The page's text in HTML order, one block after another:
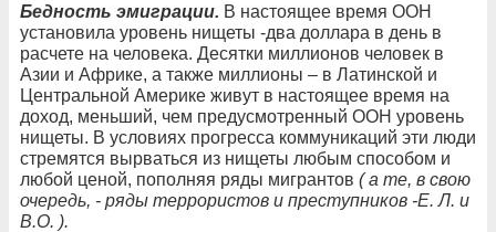
Бедность эмиграции. В настоящее время ООН
установила уровень нищеты -два доллара в день в
расчете на человека. Десятки миллионов человек в
Азии и Африке, а также миллионы – в Латинской и
Центральной Америке живут в настоящее время на
доход, меньший, чем предусмотренный ООН уровень
нищеты. В условиях прогресса коммуникаций эти люди
стремятся вырваться из нищеты любым способом и
любой ценой, пополняя ряды мигрантов ( а те, в свою
очередь, - ряды террористов и преступников -Е. Л. и
В.О. ).